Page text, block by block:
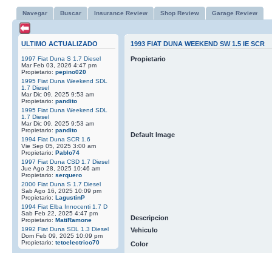
Navegar Buscar Insurance Review Shop Review Garage Review
ULTIMO ACTUALIZADO
1997 Fiat Duna S 1.7 Diesel
Mar Feb 03, 2026 4:47 pm
Propietario: pepino020
1995 Fiat Duna Weekend SDL
1.7 Diesel
Mar Dic 09, 2025 9:53 am
Propietario: pandito
1995 Fiat Duna Weekend SDL
1.7 Diesel
Mar Dic 09, 2025 9:53 am
Propietario: pandito
1994 Fiat Duna SCR 1.6
Vie Sep 05, 2025 3:00 am
Propietario: Pablo74
1997 Fiat Duna CSD 1.7 Diesel
Jue Ago 28, 2025 10:46 am
Propietario: serquero
2000 Fiat Duna S 1.7 Diesel
Sab Ago 16, 2025 10:09 pm
Propietario: LagustinP
1994 Fiat Elba Innocenti 1.7 D
Sab Feb 22, 2025 4:47 pm
Propietario: MatiRamone
1992 Fiat Duna SDL 1.3 Diesel
Dom Feb 09, 2025 10:09 pm
Propietario: tetoelectrico70
1993 FIAT DUNA WEEKEND SW 1.5 IE SCR
Propietario
Default Image
Descripcion
Vehiculo
Color